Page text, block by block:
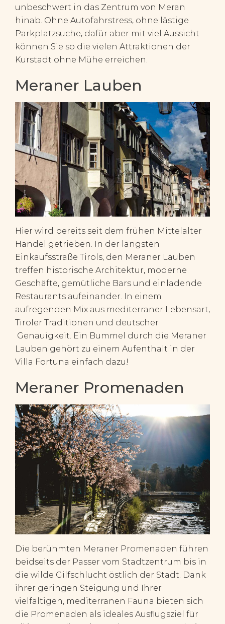
unbeschwert in das Zentrum von Meran
hinab. Ohne Autofahrstress, ohne lästige
Parkplatzsuche, dafür aber mit viel Aussicht
können Sie so die vielen Attraktionen der
Kurstadt ohne Mühe erreichen.
Meraner Lauben
Hier wird bereits seit dem frühen Mittelalter
Handel getrieben. In der längsten
Einkaufsstraße Tirols, den Meraner Lauben
treffen historische Architektur, moderne
Geschäfte, gemütliche Bars und einladende
Restaurants aufeinander. In einem
aufregenden Mix aus mediterraner Lebensart,
Tiroler Traditionen und deutscher
Genauigkeit. Ein Bummel durch die Meraner
Lauben gehört zu einem Aufenthalt in der
Villa Fortuna einfach dazu!
Meraner Promenaden
Die berühmten Meraner Promenaden führen
beidseits der Passer vom Stadtzentrum bis in
die wilde Gilfschlucht östlich der Stadt. Dank
ihrer geringen Steigung und Ihrer
vielfältigen, mediterranen Fauna bieten sich
die Promenaden als ideales Ausflugsziel für